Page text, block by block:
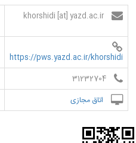
https://pws.yazd.ac.ir/khorshidi
31232704
اتاق مجازی